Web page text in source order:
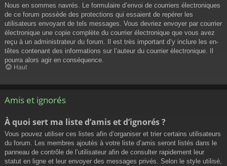
Nous en sommes navrés. Le formulaire d’envoi de courriers électroniques
de ce forum possède des protections qui essaient de repérer les
utilisateurs envoyant de tels messages. Vous devriez envoyer par courrier
électronique une copie complète du courrier électronique que vous avez
reçu à un administrateur du forum. Il est très important d’y inclure les en-
têtes contenant des informations sur l’auteur du courrier électronique. Il
pourra alors agir en conséquence.
Haut
Amis et ignorés
À quoi sert ma liste d’amis et d’ignorés ?
Vous pouvez utiliser ces listes afin d’organiser et trier certains utilisateurs
du forum. Les membres ajoutés à votre liste d’amis seront listés dans le
panneau de contrôle de l’utilisateur afin de consulter rapidement leur
statut en ligne et leur envoyer des messages privés. Selon le style utilisé,